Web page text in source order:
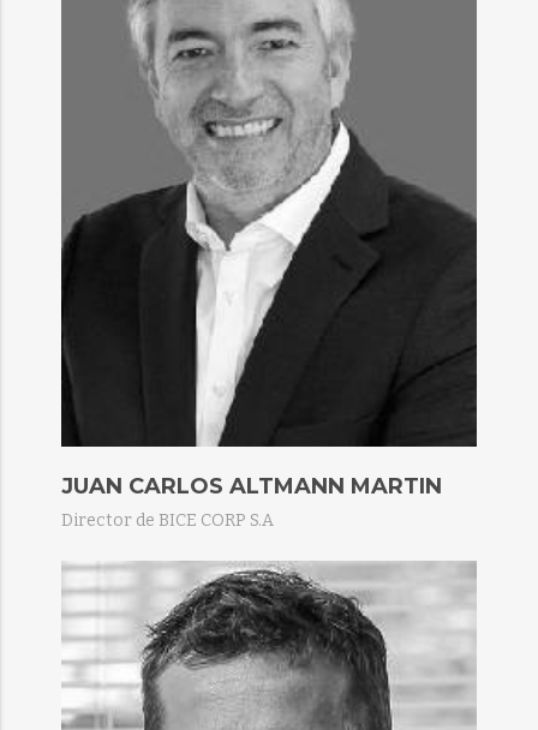
JUAN CARLOS ALTMANN MARTIN​
Director de BICE CORP S.A